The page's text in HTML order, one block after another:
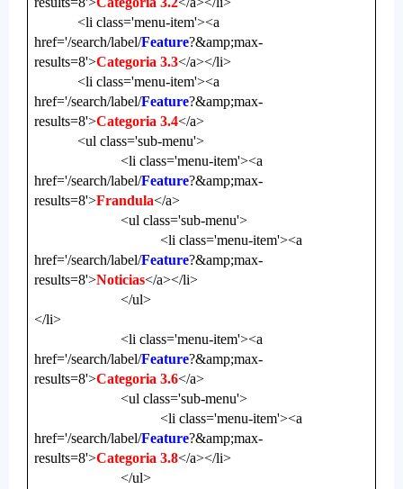
<li class='menu-item'><a
href='/search/label/Feature?&amp;max-
results=8'>Categoria 3.3</a></li>
<li class='menu-item'><a
href='/search/label/Feature?&amp;max-
results=8'>Categoria 3.4</a>
<ul class='sub-menu'>
<li class='menu-item'><a
href='/search/label/Feature?&amp;max-
results=8'>Frandula</a>
<ul class='sub-menu'>
<li class='menu-item'><a
href='/search/label/Feature?&amp;max-
results=8'>Noticias</a></li>
</ul>
</li>
<li class='menu-item'><a
href='/search/label/Feature?&amp;max-
results=8'>Categoria 3.6</a>
<ul class='sub-menu'>
<li class='menu-item'><a
href='/search/label/Feature?&amp;max-
results=8'>Categoria 3.8</a></li>
</ul>